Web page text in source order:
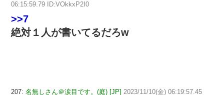
06:15:59.79 ID:VOkkxP2I0
>>7
絶対１人が書いてるだろw
207: 名無しさん＠涙目です。(庭) [JP] 2023/11/10(金) 06:19:57.45